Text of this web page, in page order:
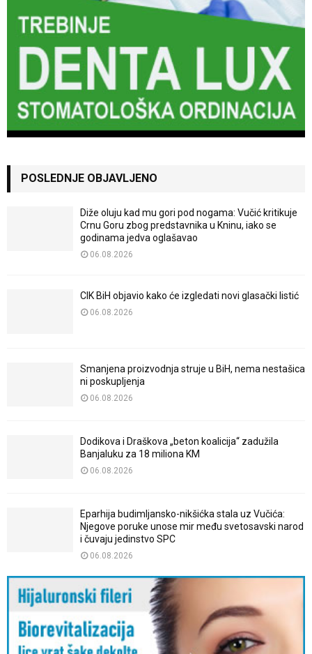
POSLEDNJE OBJAVLJENO
Diže oluju kad mu gori pod nogama: Vučić kritikuje
Crnu Goru zbog predstavnika u Kninu, iako se
godinama jedva oglašavao
06.08.2026
CIK BiH objavio kako će izgledati novi glasački listić
06.08.2026
Smanjena proizvodnja struje u BiH, nema nestašica
ni poskupljenja
06.08.2026
Dodikova i Draškova „beton koalicija“ zadužila
Banjaluku za 18 miliona KM
06.08.2026
Eparhija budimljansko-nikšićka stala uz Vučića:
Njegove poruke unose mir među svetosavski narod
i čuvaju jedinstvo SPC
06.08.2026